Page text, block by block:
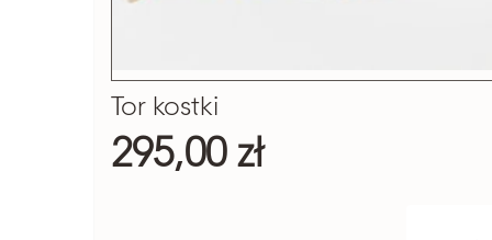
Tor kostki
295,00 zł